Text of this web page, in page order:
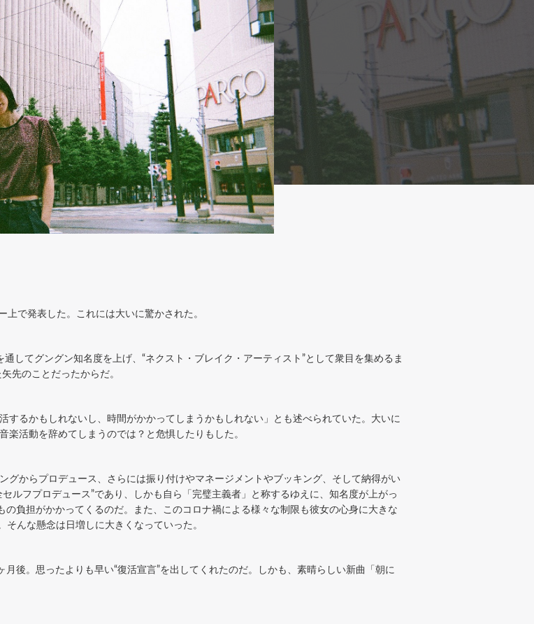
上で発表した。これには大いに驚かされた。
してグングン知名度を上げ、“ネクスト・ブレイク・アーティスト”として衆目を集めるま
先のことだったからだ。
するかもしれないし、時間がかかってしまうかもしれない」とも述べられていた。大いに
活動を辞めてしまうのでは？と危惧したりもした。
グからプロデュース、さらには振り付けやマネージメントやブッキング、そして納得がい
ルフプロデュース”であり、しかも自ら「完璧主義者」と称するゆえに、知名度が上がっ
の負担がかかってくるのだ。また、このコロナ禍による様々な制限も彼女の心身に大きな
んな懸念は日増しに大きくなっていった。
後。思ったよりも早い“復活宣言”を出してくれたのだ。しかも、素晴らしい新曲「朝に